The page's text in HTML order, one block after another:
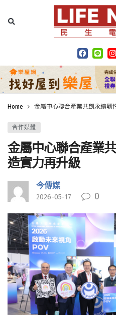
Home 金屬中心聯合產業共創永續韌
合作媒體
金屬中心聯合產業
造實力再升級
今傳媒
2026-05-17 0